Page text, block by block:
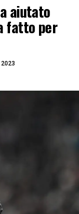
aiutato
fatto per